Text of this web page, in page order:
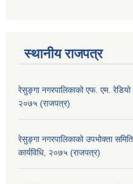
स्थानीय राजपत्र
रेसुङ्गा नगरपालिकाको एफ. एम.
२०७५ (राजपत्र)
रेसुङ्गा नगरपालिकाको उपभोक्ता
कार्यविधि, २०७५ (राजपत्र)